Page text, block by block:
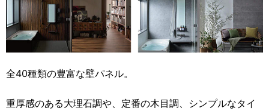
全40種類の豊富な壁パネル。
重厚感のある大理石調や、定番の木目調、シンプルなタイ